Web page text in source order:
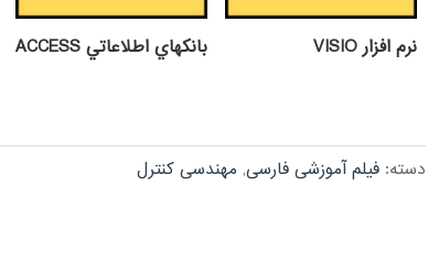
نرم افزار VISIO بانكهاي اطلاعاتي ACCESS
دسته: فیلم آموزشی فارسی, مهندسی کنترل